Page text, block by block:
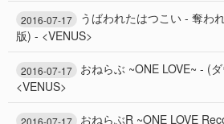
2016-07-17
うばわれたはつこい - 奪わ
版) - <VENUS>
2016-07-17
おねらぶ ~ONE LOVE~ - (
<VENUS>
おねらぶR ~ONE LOVE